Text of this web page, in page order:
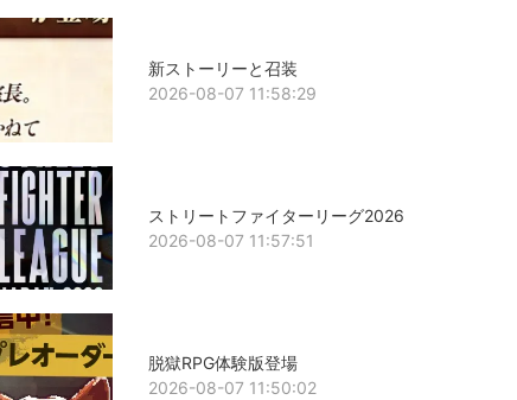
新ストーリーと召装
2026-08-07 11:58:29
ストリートファイターリーグ2026
2026-08-07 11:57:51
脱獄RPG体験版登場
2026-08-07 11:50:02